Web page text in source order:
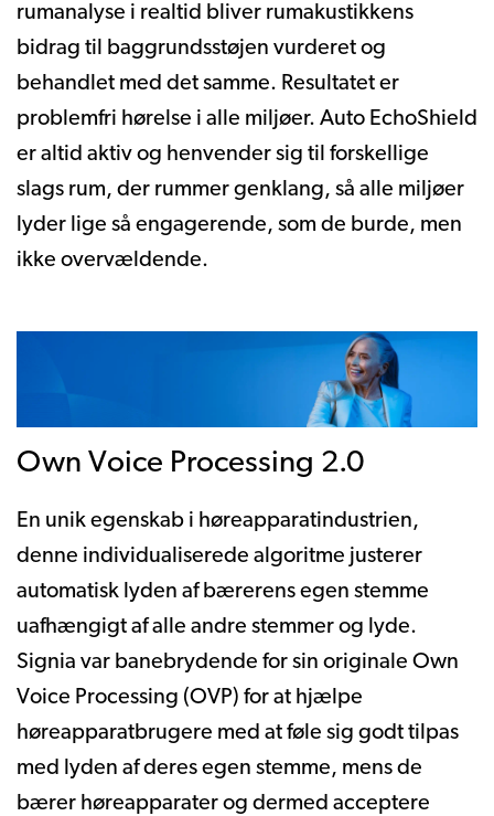
rumanalyse i realtid bliver rumakustikkens
bidrag til baggrundsstøjen vurderet og
behandlet med det samme. Resultatet er
problemfri hørelse i alle miljøer. Auto EchoShield
er altid aktiv og henvender sig til forskellige
slags rum, der rummer genklang, så alle miljøer
lyder lige så engagerende, som de burde, men
ikke overvældende.
Own Voice Processing 2.0
En unik egenskab i høreapparatindustrien,
denne individualiserede algoritme justerer
automatisk lyden af bærerens egen stemme
uafhængigt af alle andre stemmer og lyde.
Signia var banebrydende for sin originale Own
Voice Processing (OVP) for at hjælpe
høreapparatbrugere med at føle sig godt tilpas
med lyden af deres egen stemme, mens de
bærer høreapparater og dermed acceptere